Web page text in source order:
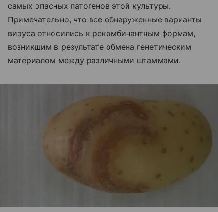
самых опасных патогенов этой культуры.
Примечательно, что все обнаруженные варианты
вируса относились к рекомбинантным формам,
возникшим в результате обмена генетическим
материалом между различными штаммами.